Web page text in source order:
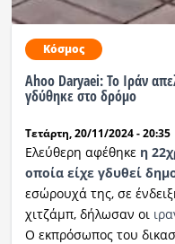
Ραδιόφωνο LIVE
Εκπομπές
Πολιτισμός
Κόσμος
Ahoo Daryaei: Το Ιράν
γδύθηκε στο δρόμο
Τετάρτη, 20/11/2024 - 20:35
Ελεύθερη αφέθηκε η
οποία είχε γδυθεί
εσώρουχά της, σε
χιτζάμπ, δήλωσαν οι
Ο εκπρόσωπος του